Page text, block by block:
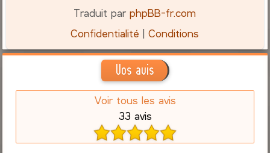
Traduit parphpBB-fr.com
Confidentialité |Conditions
Vos avis
Voir tous les avis
33 avis